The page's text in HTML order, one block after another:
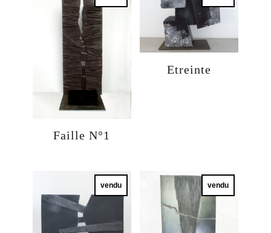
Faille N°1
Etreinte
vendu vendu